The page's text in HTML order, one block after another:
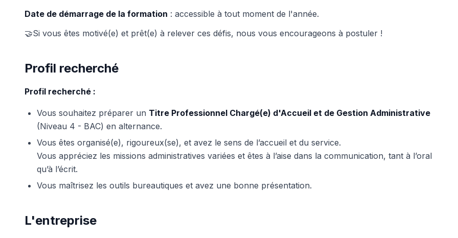
Date de démarrage de la formation : accessible à tout moment de l'année.
🤝Si vous êtes motivé(e) et prêt(e) à relever ces défis, nous vous encourageons à postuler !
Profil recherché
Profil recherché :
Vous souhaitez préparer un Titre Professionnel Chargé(e) d'Accueil et de Gestion Administrative
(Niveau 4 - BAC) en alternance.
Vous êtes organisé(e), rigoureux(se), et avez le sens de l’accueil et du service.
Vous appréciez les missions administratives variées et êtes à l’aise dans la communication, tant à l’oral
qu’à l’écrit.
Vous maîtrisez les outils bureautiques et avez une bonne présentation.
L'entreprise